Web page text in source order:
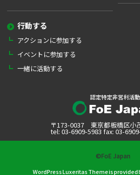
行動する
アクションに参加する
イベントに参加する
一緒に活動する
認定特定非営利活
〒173-0037 東京都板橋区小
tel: 03-6909-5983 fax: 03-
©FoE Japan
WordPress Luxeritas Theme is provided